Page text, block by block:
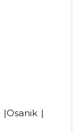
Osanik